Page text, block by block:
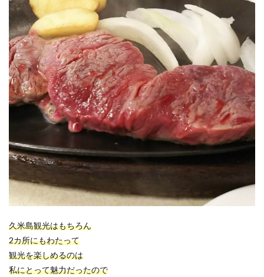
久米島観光はもちろん
2カ所にもわたって
観光を楽しめるのは
私にとって魅力だったので